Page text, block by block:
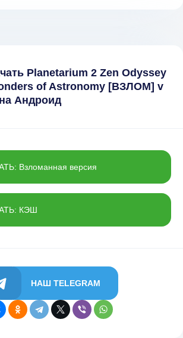
Planetarium 2 Zen Odyssey
of Astronomy [ВЗЛОМ] v
Андроид
Взломанная версия
КЭШ
НАШ TELEGRAM